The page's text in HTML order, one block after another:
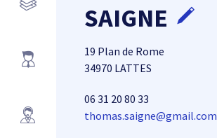
SAIGNE
19 Plan de Rome
34970 LATTES
06 31 20 80 33
thomas.saigne@gmail.com